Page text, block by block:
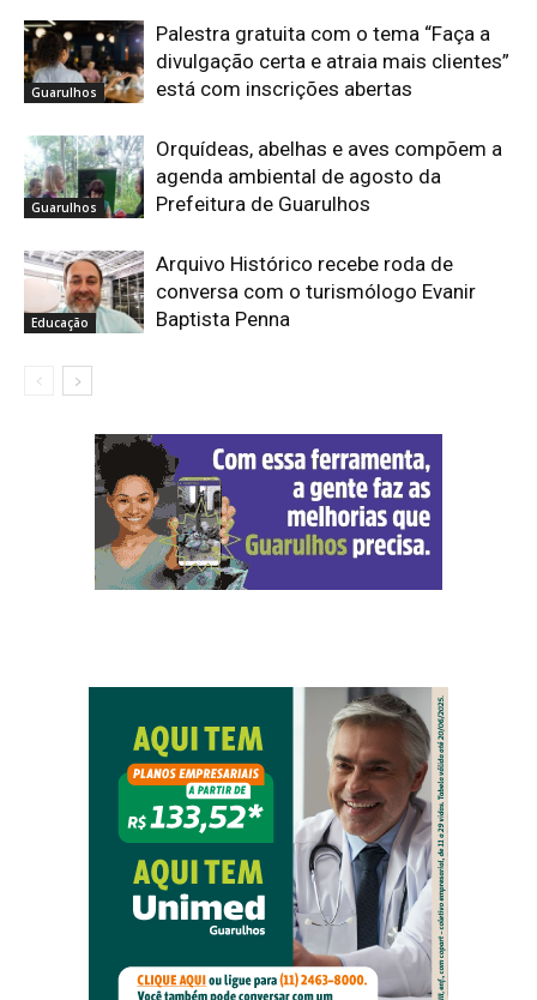
Guarulhos
Palestra gratuita com o tema “Faça a
divulgação certa e atraia mais clientes”
está com inscrições abertas
Guarulhos
Orquídeas, abelhas e aves compõem a
agenda ambiental de agosto da
Prefeitura de Guarulhos
Educação
Arquivo Histórico recebe roda de
conversa com o turismólogo Evanir
Baptista Penna